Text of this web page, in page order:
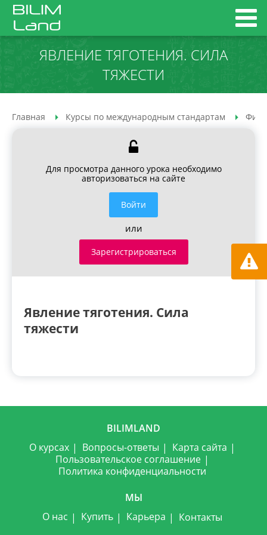
ЯВЛЕНИЕ ТЯГОТЕНИЯ. СИЛА
ТЯЖЕСТИ
Главная Курсы по международным стандартам
Для просмотра данного урока необходимо
авторизоваться на сайте
Войти
или
Зарегистрироваться
Явление тяготения. Сила
тяжести
BILIMLAND
О курсах
Вопросы-ответы
Карта сайта
Пользовательское соглашение
Политика конфиденциальности
МЫ
О нас
Купить Карьера Контакты